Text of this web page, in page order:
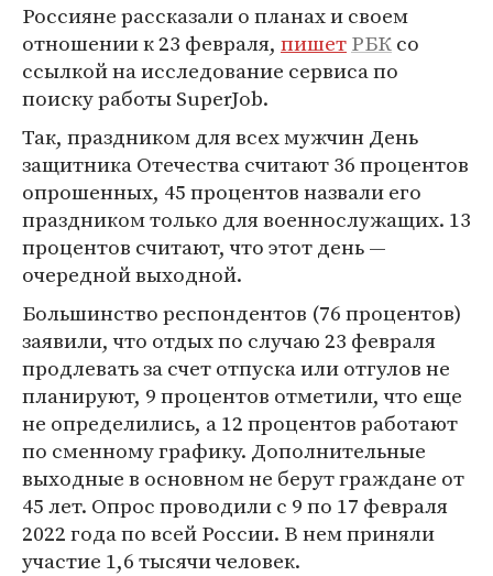
Россияне рассказали о планах и своем
отношении к 23 февраля, пишетРБКсо
ссылкой на исследование сервиса по
поиску работы SuperJob.
Так, праздником для всех мужчин День
защитника Отечества считают 36 процентов
опрошенных, 45 процентов назвали его
праздником только для военнослужащих. 13
процентов считают, что этот день —
очередной выходной.
Большинство респондентов (76 процентов)
заявили, что отдых по случаю 23 февраля
продлевать за счет отпуска или отгулов не
планируют, 9 процентов отметили, что еще
не определились, а 12 процентов работают
по сменному графику. Дополнительные
выходные в основном не берут граждане от
45 лет. Опрос проводили с 9 по 17 февраля
2022 года по всей России. В нем приняли
участие 1,6 тысячи человек.